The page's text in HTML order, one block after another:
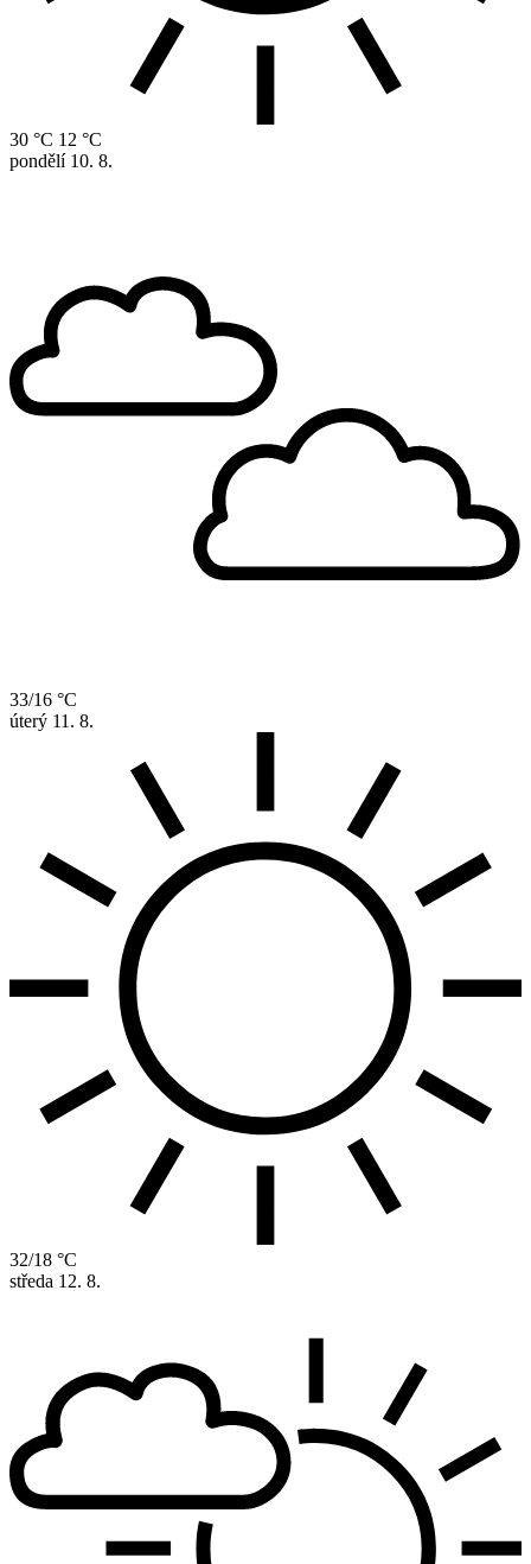
30 °C 12 °C
pondělí 10. 8.
33/16 °C
úterý 11. 8.
32/18 °C
středa 12. 8.